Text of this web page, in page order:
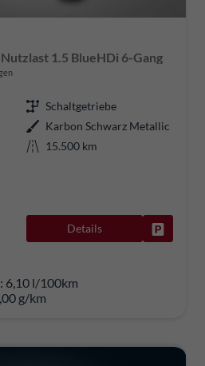
1.5 BlueHDi 6-Gang
Schaltgetriebe
Karbon Schwarz Metallic
15.500 km
Details
6,10 l/100km
g/km